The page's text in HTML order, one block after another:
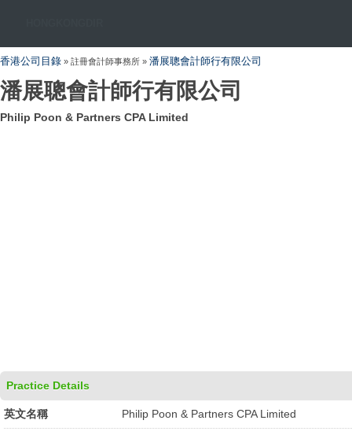
香港公司目錄 » 註冊會計師事務所 » 潘展聰會計師行有限公司
潘展聰會計師行有限公司
Philip Poon & Partners CPA Limited
Practice Details
英文名稱 Philip Poon & Partners CPA Limited